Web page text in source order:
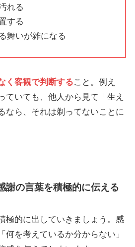
れる
する
舞いが雑になる
く客観で判断すること。例え
ていても、他人から見て「生え
なら、それは剃ってないことに
謝の言葉を積極的に伝える
極的に出していきましょう。感
何を考えているか分からない」